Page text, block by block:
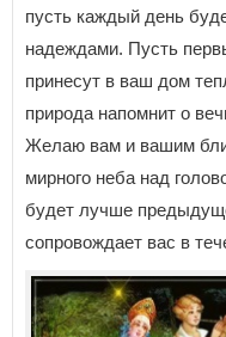
пусть каждый день
надеждами. Пусть
принесут в ваш дом
природа напомнит о
Желаю вам и вашим
мирного неба над
будет лучше
сопровождает вас в